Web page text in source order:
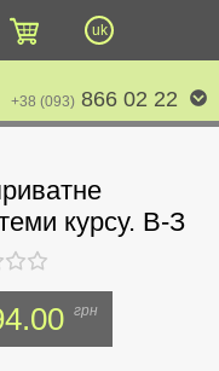
uk
+38 (093) 866 02 22
курсу. В-З
грн